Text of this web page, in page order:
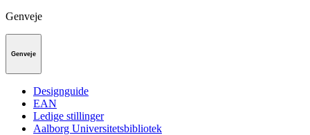
Genveje
Genveje
Designguide
EAN
Ledige stillinger
Aalborg Universitetsbibliotek